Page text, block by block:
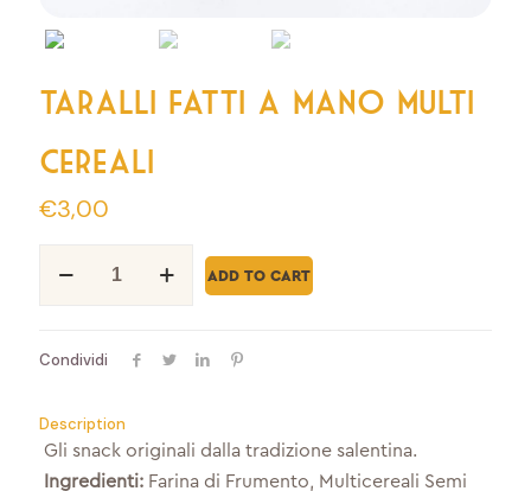
Taralli fatti a mano multi
cereali
€3,00
fatti
cereali
ADD TO CART
Condividi
Description
Gli snack originali dalla tradizione salentina.
Ingredienti:Farina di Frumento, Multicereali Semi